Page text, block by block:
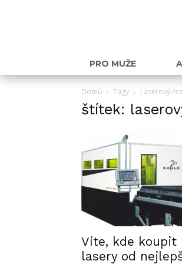
PRO MUŽE
Domů Tagy Laserový
štítek:
Víte, kde koupit
lasery od